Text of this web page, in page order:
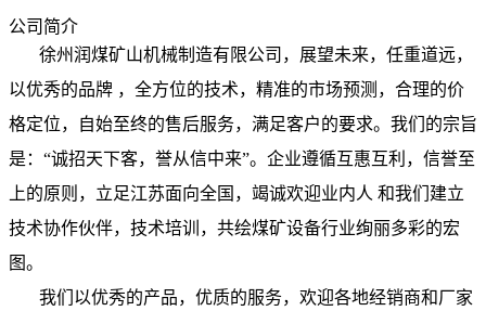
公司简介
徐州润煤矿山机械制造有限公司，展望未来，任重道远，
以优秀的品牌 ，全方位的技术，精准的市场预测，合理的价
格定位，自始至终的售后服务，满足客户的要求。我们的宗旨
是：“诚招天下客，誉从信中来”。企业遵循互惠互利，信誉至
上的原则，立足江苏面向全国，竭诚欢迎业内人 和我们建立
技术协作伙伴，技术培训，共绘煤矿设备行业绚丽多彩的宏
图。
我们以优秀的产品，优质的服务，欢迎各地经销商和厂家